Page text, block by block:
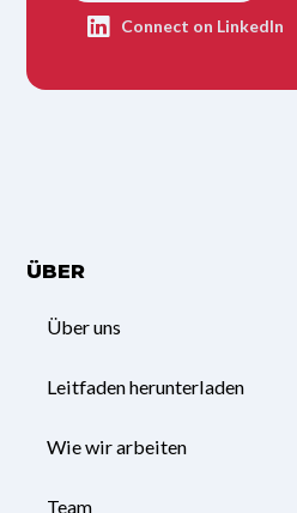
Connect on LinkedIn
ÜBER
Über uns
Leitfaden herunterladen
Wie wir arbeiten
Team